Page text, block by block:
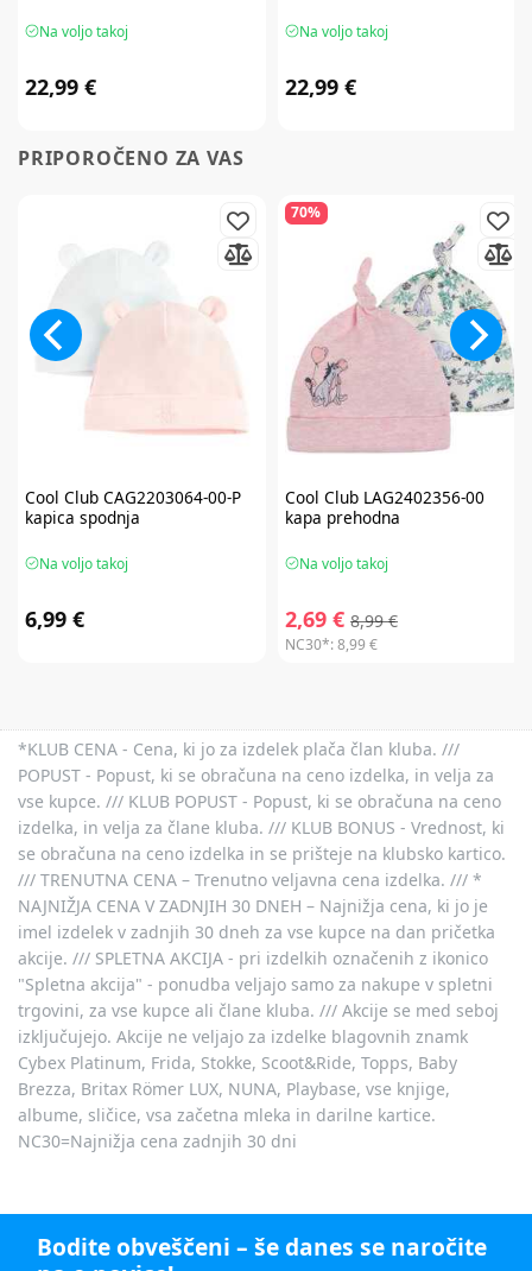
Na voljo takoj
22,99 €
Na voljo takoj
22,99 €
PRIPOROČENO ZA VAS
Cool ClubCAG2203064-00-P
kapica spodnja
Na voljo takoj
6,99 €
70%
Cool ClubLAG2402356-00
kapa prehodna
Na voljo takoj
2,69 € 8,99 €
NC30*:8,99 €
*KLUB CENA - Cena, ki jo za izdelek plača član kluba. ///
POPUST - Popust, ki se obračuna na ceno izdelka, in velja za
vse kupce. /// KLUB POPUST - Popust, ki se obračuna na ceno
izdelka, in velja za člane kluba. /// KLUB BONUS - Vrednost, ki
se obračuna na ceno izdelka in se prišteje na klubsko kartico.
/// TRENUTNA CENA – Trenutno veljavna cena izdelka. /// *
NAJNIŽJA CENA V ZADNJIH 30 DNEH – Najnižja cena, ki jo je
imel izdelek v zadnjih 30 dneh za vse kupce na dan pričetka
akcije. /// SPLETNA AKCIJA - pri izdelkih označenih z ikonico
"Spletna akcija" - ponudba veljajo samo za nakupe v spletni
trgovini, za vse kupce ali člane kluba. /// Akcije se med seboj
izključujejo. Akcije ne veljajo za izdelke blagovnih znamk
Cybex Platinum, Frida, Stokke, Scoot&Ride, Topps, Baby
Brezza, Britax Römer LUX, NUNA, Playbase, vse knjige,
albume, sličice, vsa začetna mleka in darilne kartice.
NC30=Najnižja cena zadnjih 30 dni
Bodite obveščeni – še danes se naročite